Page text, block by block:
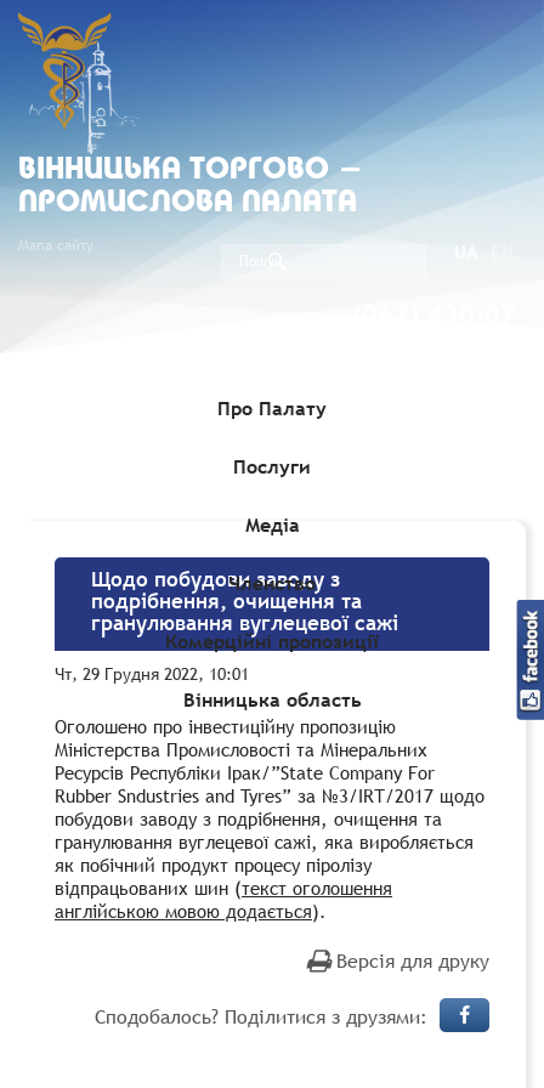
ВIННИЦЬКА ТОРГОВО -
ПРОМИСЛОВА ПАЛАТА
Мапа сайту
Про Палату
Послуги
Медіа
Членство
Комерційні пропозиції
Вінницька область
Комерційні пропозиції»Щодо побудови заводу з
Щодо побудови заводу з
подрібнення, очищення та
гранулювання вуглецевої сажі
Чт, 29 Грудня 2022, 10:01
Оголошено про інвестиційну пропозицію
Міністерства Промисловості та Мінеральних
Ресурсів Республіки Ірак/”State Company For
Rubber Sndustries and Tyres” за №3/ІRТ/2017 щодо
побудови заводу з подрібнення, очищення та
гранулювання вуглецевої сажі, яка виробляється
як побічний продукт процесу піролізу
відпрацьованих шин (текст оголошення
англійською мовою додається).
Версія для друку
Сподобалось? Поділитися з друзями: